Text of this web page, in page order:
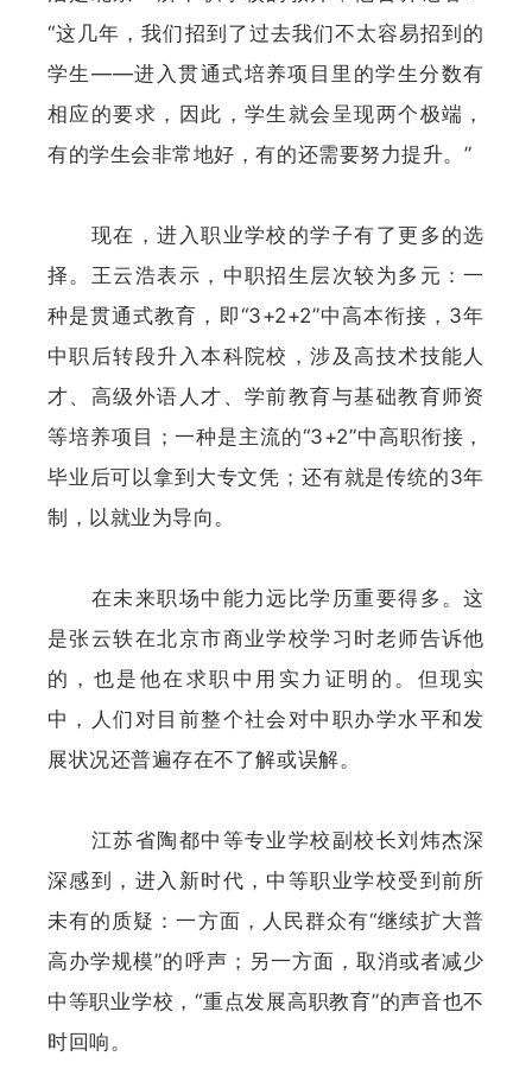
“这几年，我们招到了过去我们不太容易招到的
学生——进入贯通式培养项目里的学生分数有
相应的要求，因此，学生就会呈现两个极端，
有的学生会非常地好，有的还需要努力提升。”
现在，进入职业学校的学子有了更多的选
择。王云浩表示，中职招生层次较为多元：一
种是贯通式教育，即“3+2+2”中高本衔接，3年
中职后转段升入本科院校，涉及高技术技能人
才、高级外语人才、学前教育与基础教育师资
等培养项目；一种是主流的“3+2”中高职衔接，
毕业后可以拿到大专文凭；还有就是传统的3年
制，以就业为导向。
在未来职场中能力远比学历重要得多。这
是张云轶在北京市商业学校学习时老师告诉他
的，也是他在求职中用实力证明的。但现实
中，人们对目前整个社会对中职办学水平和发
展状况还普遍存在不了解或误解。
江苏省陶都中等专业学校副校长刘炜杰深
深感到，进入新时代，中等职业学校受到前所
未有的质疑：一方面，人民群众有“继续扩大普
高办学规模”的呼声；另一方面，取消或者减少
中等职业学校，“重点发展高职教育”的声音也不
时回响。